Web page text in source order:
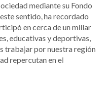
mediante su Fondo
sentido, ha recordado
en cerca de un millar
educativas y deportivas,
trabajar por nuestra región
repercutan en el